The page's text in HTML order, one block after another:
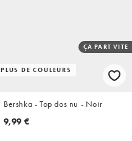
PLUS DE COULEURS
ÇA PART VITE
Bershka - Top dos nu - Noir
9,99 €